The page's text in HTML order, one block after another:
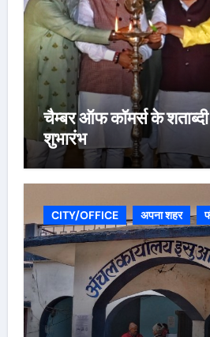
चैम्बर ऑफ कॉमर्स के शताब्दी
शुभारंभ
CITY/OFFICE अपना शहर